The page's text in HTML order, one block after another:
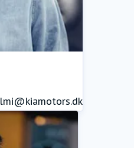
lmi@kiamotors.dk